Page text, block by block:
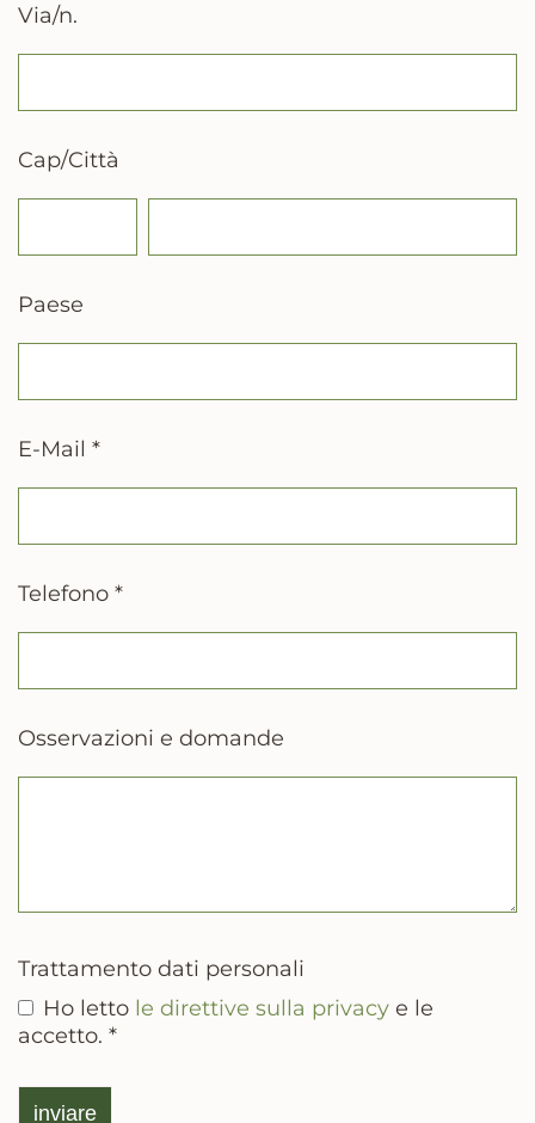
Via/n.
Cap/Città
Paese
E-Mail *
Telefono *
Osservazioni e domande
Trattamento dati personali
Ho letto le direttive sulla privacy e le
accetto. *